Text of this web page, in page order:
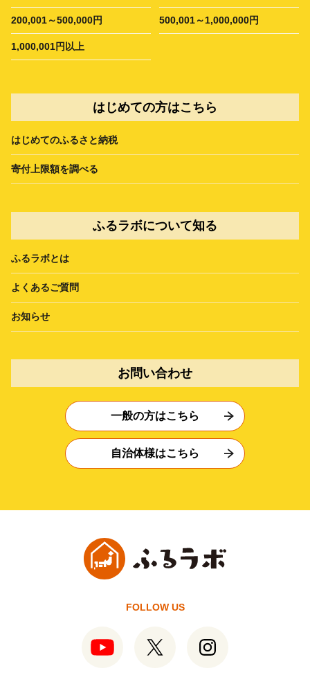
200,001～500,000円 500,001～1,000,000円
1,000,001円以上
はじめての方はこちら
はじめてのふるさと納税
寄付上限額を調べる
ふるラボについて知る
ふるラボとは
よくあるご質問
お知らせ
お問い合わせ
一般の方はこちら
自治体様はこちら
FOLLOW US